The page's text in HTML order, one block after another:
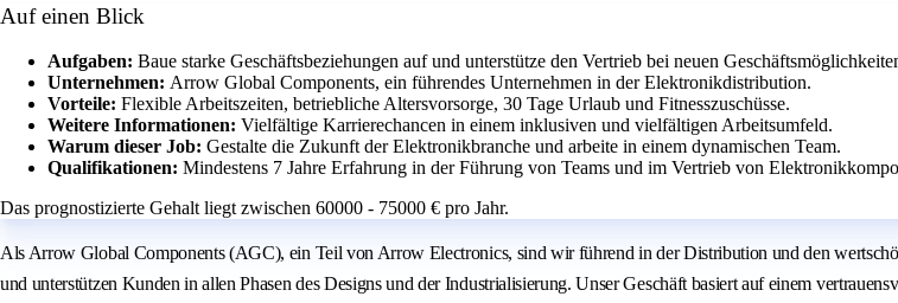
Auf einen Blick
Aufgaben: Baue starke Geschäftsbeziehungen auf und unterstütze den Vertrieb bei neuen
Unternehmen: Arrow Global Components, ein führendes Unternehmen in der Elektronikdistribution.
Vorteile: Flexible Arbeitszeiten, betriebliche Altersvorsorge, 30 Tage Urlaub und Fitnesszuschüsse.
Weitere Informationen: Vielfältige Karrierechancen in einem inklusiven und vielfältigen Arbeitsumfeld.
Warum dieser Job: Gestalte die Zukunft der Elektronikbranche und arbeite in einem dynamischen Team.
Qualifikationen: Mindestens 7 Jahre Erfahrung in der Führung von Teams und im Vertrieb von
Das prognostizierte Gehalt liegt zwischen 60000 - 75000 € pro Jahr.
Als Arrow Global Components (AGC), ein Teil von Arrow Electronics, sind wir führend in der Distribution und den
und unterstützen Kunden in allen Phasen des Designs und der Industrialisierung. Unser Geschäft basiert auf einem